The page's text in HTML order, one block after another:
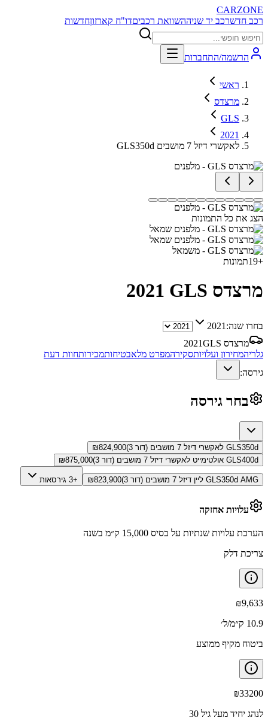
CARZONE
רכב חדשרכב יד שניההשוואת רכביםדו"ח קארזוןחדשות
הרשמה/התחברות
ראשי
מרצדס
GLS
2021
GLS350d לאקשרי דיזל 7 מושבים
הצג את כל התמונות
+
19תמונות
מרצדס GLS 2021
בחרו שנה: 2021
מרצדס GLS
2021
גלריהמחירון ועלויותסקירהמפרט מלאבטיחותמכירותחוות דעת
גירסה:
בחר גירסה
GLS350d לאקשרי דיזל 7 מושבים (דור 3) ₪824,900
GLS400d אולטימייט לאקשרי דיזל 7 מושבים (דור 3)
₪875,000
GLS350d AMG ליין דיזל 7 מושבים (דור 3) ₪823,900 +3 גירסאות
עלויות אחזקה
הערכת עלויות שנתיות על בסיס 15,000 ק״מ בשנה
צריכת דלק
₪9,633
10.9 ק״מ/ל׳
ביטוח מקיף ממוצע
₪33200
לנהג יחיד מעל גיל 30